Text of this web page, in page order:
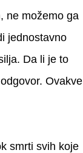
ne možemo ga
jednostavno
Da li je to
Ovakve
smrti svih koje